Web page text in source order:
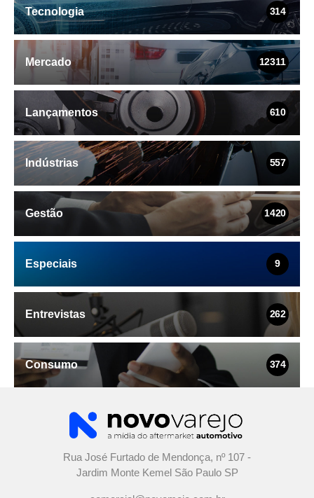
Tecnologia 314
Mercado 12311
Lançamentos 610
Indústrias 557
Gestão 1420
Especiais 9
Entrevistas 262
Consumo 374
Rua José Furtado de Mendonça, nº 107 -
Jardim Monte Kemel São Paulo SP